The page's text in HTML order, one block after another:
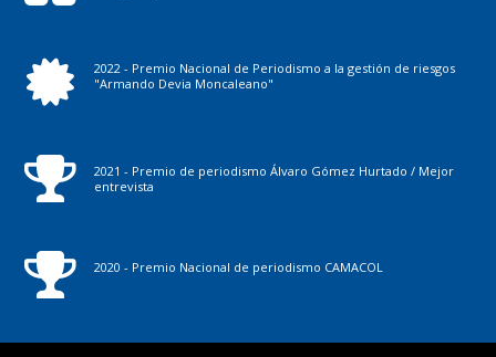
2022 - Premio Nacional de Periodismo a la gestión de riesgos
"Armando Devia Moncaleano"
2021 - Premio de periodismo Álvaro Gómez Hurtado / Mejor
entrevista
2020 - Premio Nacional de periodismo CAMACOL